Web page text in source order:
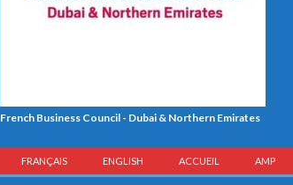
French Business Council - Dubai & Northern Emirates
FRANÇAIS ENGLISH ACCUEIL AMP